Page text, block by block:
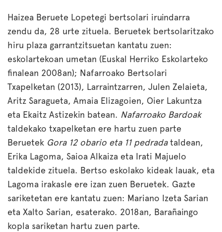
Haizea Beruete Lopetegi bertsolari iruindarra
zendu da, 28 urte zituela. Beruetek bertsolaritzako
hiru plaza garrantzitsuetan kantatu zuen:
eskolartekoan umetan (Euskal Herriko Eskolarteko
finalean 2008an); Nafarroako Bertsolari
Txapelketan (2013), Larraintzarren, Julen Zelaieta,
Aritz Saragueta, Amaia Elizagoien, Oier Lakuntza
eta Ekaitz Astizekin batean. Nafarroako Bardoak
taldekako txapelketan ere hartu zuen parte
Beruetek Gora 12 obario eta 11 pedradataldean,
Erika Lagoma, Saioa Alkaiza eta Irati Majuelo
taldekide zituela. Bertso eskolako kideak lauak, eta
Lagoma irakasle ere izan zuen Beruetek. Gazte
sariketetan ere kantatu zuen: Mariano Izeta Sarian
eta Xalto Sarian, esaterako. 2018an, Barañaingo
kopla sariketan hartu zuen parte.